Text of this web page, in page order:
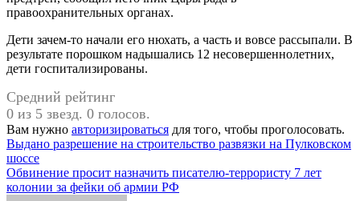
правоохранительных органах.
Дети зачем-то начали его нюхать, а часть и вовсе рассыпали. В
результате порошком надышались 12 несовершеннолетних,
дети госпитализированы.
Средний рейтинг
0 из 5 звезд. 0 голосов.
Вам нужно авторизироваться для того, чтобы проголосовать.
Навигация
по
записям
Выдано разрешение на строительство развязки на Пулковском
шоссе
Обвинение просит назначить писателю-террористу 7 лет
колонии за фейки об армии РФ